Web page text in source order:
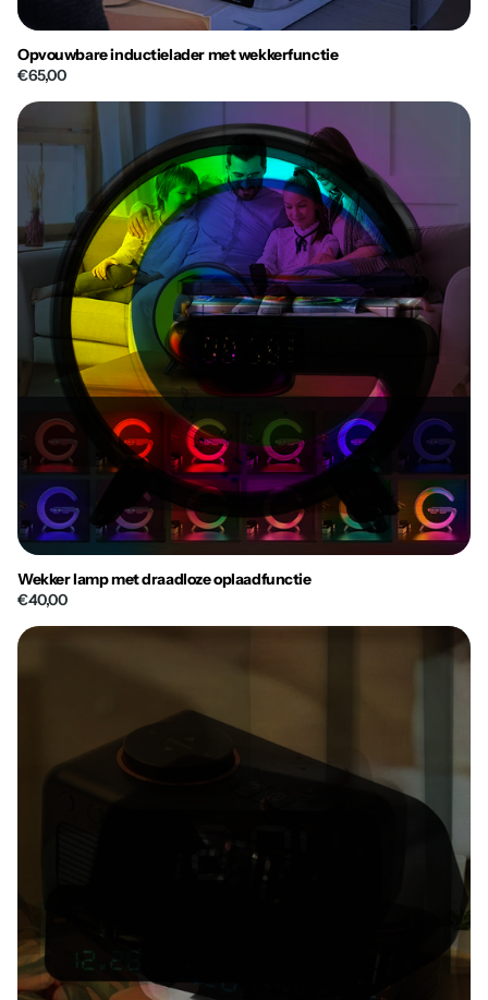
Opvouwbare inductielader met wekkerfunctie
€65,00
Wekker lamp met draadloze oplaadfunctie
€40,00